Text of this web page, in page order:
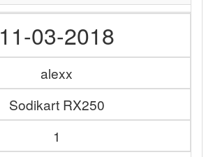
11-03-2018
alexx
Sodikart RX250
1